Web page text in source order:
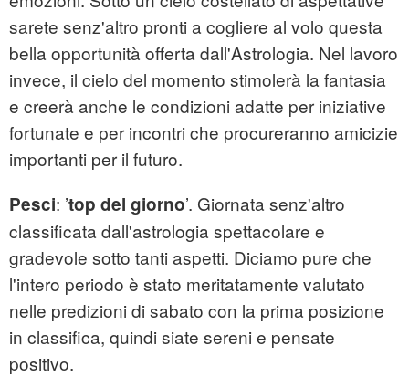
sarete senz'altro pronti a cogliere al volo questa
bella opportunità offerta dall'Astrologia. Nel lavoro
invece, il cielo del momento stimolerà la fantasia
e creerà anche le condizioni adatte per iniziative
fortunate e per incontri che procureranno amicizie
importanti per il futuro.
Pesci: ’top del giorno’. Giornata senz'altro
classificata dall'astrologia spettacolare e
gradevole sotto tanti aspetti. Diciamo pure che
l'intero periodo è stato meritatamente valutato
nelle predizioni di sabato con la prima posizione
in classifica, quindi siate sereni e pensate
positivo.